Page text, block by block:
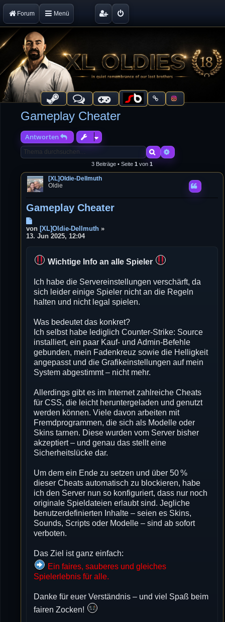
Forum Menü
Gameplay Cheater
Antworten
SucheErweiterte Suche
3 Beiträge • Seite 1 von 1
[XL]Oldie-Dellmuth
Oldie
Gameplay Cheater
e
a
g
von [XL]Oldie-Dellmuth »
13. Jun 2025, 12:04
Wichtige Info an alle Spieler
Ich habe die Servereinstellungen verschärft, da
sich leider einige Spieler nicht an die Regeln
halten und nicht legal spielen.
Was bedeutet das konkret?
Ich selbst habe lediglich Counter-Strike: Source
installiert, ein paar Kauf- und Admin-Befehle
gebunden, mein Fadenkreuz sowie die Helligkeit
angepasst und die Grafikeinstellungen auf mein
System abgestimmt – nicht mehr.
Allerdings gibt es im Internet zahlreiche Cheats
für CSS, die leicht heruntergeladen und genutzt
werden können. Viele davon arbeiten mit
Fremdprogrammen, die sich als Modelle oder
Skins tarnen. Diese wurden vom Server bisher
akzeptiert – und genau das stellt eine
Sicherheitslücke dar.
Um dem ein Ende zu setzen und über 50 %
dieser Cheats automatisch zu blockieren, habe
ich den Server nun so konfiguriert, dass nur noch
originale Spieldateien erlaubt sind. Jegliche
benutzerdefinierten Inhalte – seien es Skins,
Sounds, Scripts oder Modelle – sind ab sofort
verboten.
Das Ziel ist ganz einfach:
Ein faires, sauberes und gleiches
Spielerlebnis für alle.
Danke für euer Verständnis – und viel Spaß beim
fairen Zocken!